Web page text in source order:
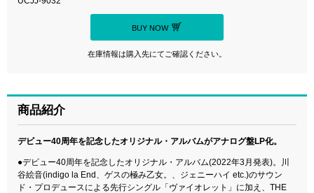
BUY NOW
在庫情報は購入先にてご確認ください。
商品紹介
デビュー40周年を記念したオリジナル・アルバムがアナログ盤LP化。
●デビュー40周年を記念したオリジナル・アルバム(2022年3月発表)。川
谷絵音(indigo la End、ゲスの極み乙女。、ジェニーハイ etc.)のサウン
ド・プロデュースによる先行シングル「ヴァイオレット」に加え、THE